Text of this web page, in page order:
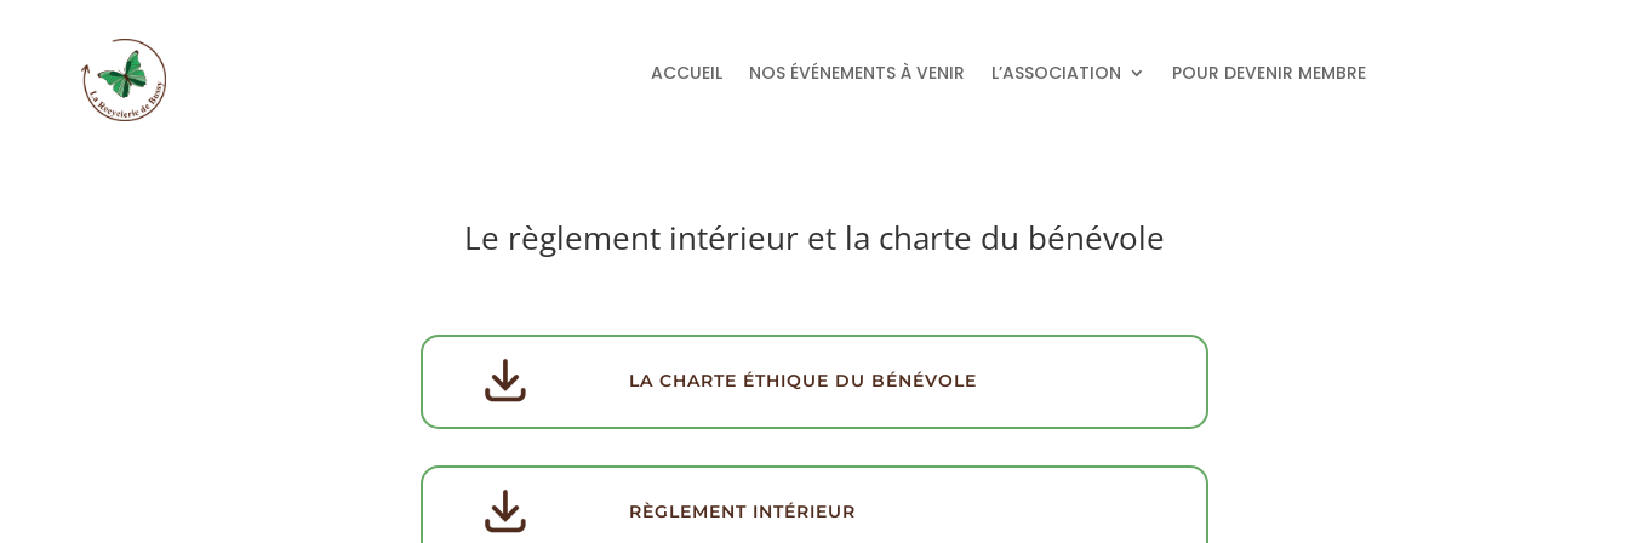
ACCUEIL NOS ÉVÉNEMENTS À VENIR L’ASSOCIATION POUR DEVENIR MEMBRE
Le règlement intérieur et la charte du bénévole
LA CHARTE ÉTHIQUE DU BÉNÉVOLE
RÈGLEMENT INTÉRIEUR